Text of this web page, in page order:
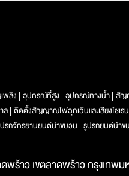
พลิง อุปกรณ์ที่สูง อุปกรณ์ทางน้ำ สัญ
ล ติดตั้งสัญญาณไฟฉุกเฉินและเสียงไซเรน
รถจักรยานยนต์นำขบวน รูปรถยนต์นำข
ร้าว เขตลาดพร้าว กรุงเทพม